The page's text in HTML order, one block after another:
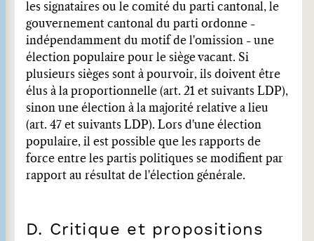
les signataires ou le comité du parti cantonal, le
gouvernement cantonal du parti ordonne -
indépendamment du motif de l'omission - une
élection populaire pour le siège vacant. Si
plusieurs sièges sont à pourvoir, ils doivent être
élus à la proportionnelle (art. 21 et suivants LDP),
sinon une élection à la majorité relative a lieu
(art. 47 et suivants LDP). Lors d'une élection
populaire, il est possible que les rapports de
force entre les partis politiques se modifient par
rapport au résultat de l'élection générale.
D. Critique et propositions